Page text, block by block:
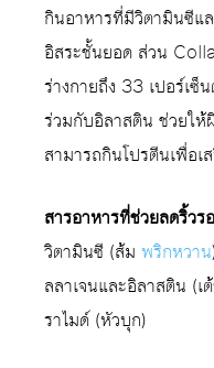
กินอาหารที่มีวิตามินซีแ
อิสระชั้นยอด ส่วน
ร่างกายถึง 33 เปอร์เซ็
ร่วมกับอิลาสติน ช่วยให้
สามารถกินโปรตีนเพื่อเ
สารอาหารที่ช่วยลดริ้วร
วิตามินซี (ส้ม พริกหวาน
ลลาเจนและอิลาสติน (
ราไมด์ (หัวบุก)